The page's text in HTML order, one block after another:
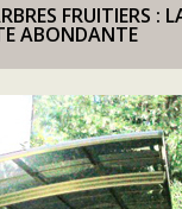
FRUITIERS :
ABONDANTE